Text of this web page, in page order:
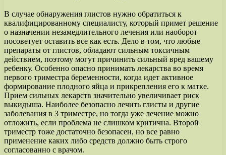
В случае обнаружения глистов нужно обратиться к
квалифицированному специалисту, который примет решение
о назначении незамедлительного лечения или наоборот
посоветует оставить все как есть. Дело в том, что любые
препараты от глистов, обладают сильным токсичным
действием, поэтому могут причинить сильный вред вашему
ребенку. Особенно опасно принимать лекарства во время
первого триместра беременности, когда идет активное
формирование плодного яйца и прикрепления его к матке.
Прием сильных лекарств значительно увеличивает риск
выкидыша. Наиболее безопасно лечить глисты и другие
заболевания в 3 триместре, но тогда уже лечение можно
отложить, если проблема не слишком критична. Второй
триместр тоже достаточно безопасен, но все равно
применение каких либо средств должно быть строго
согласованно с врачом.